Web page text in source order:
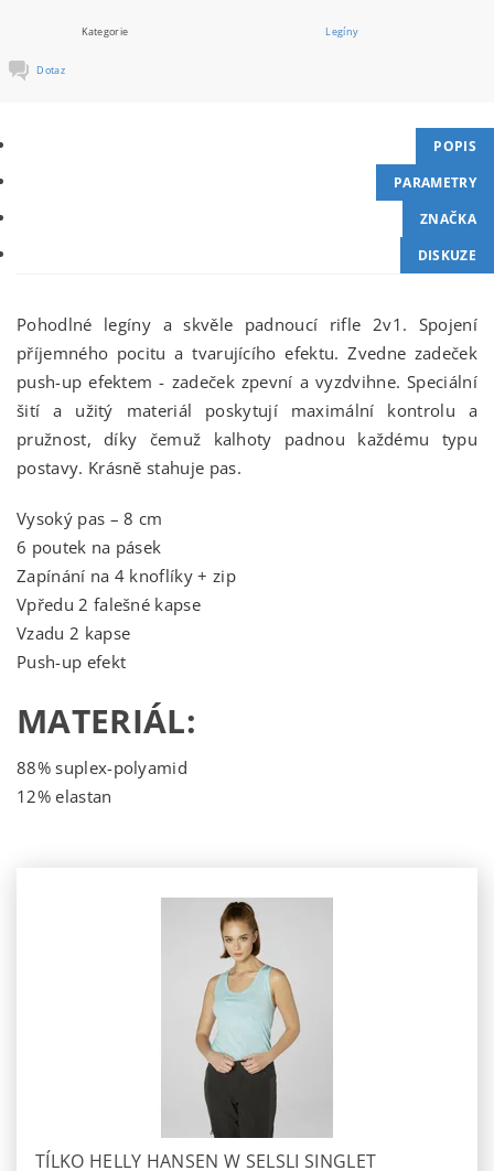
Kategorie Legíny
Dotaz
POPIS
PARAMETRY
ZNAČKA
DISKUZE
Pohodlné legíny a skvěle padnoucí rifle 2v1. Spojení
příjemného pocitu a tvarujícího efektu. Zvedne zadeček
push-up efektem - zadeček zpevní a vyzdvihne. Speciální
šití a užitý materiál poskytují maximální kontrolu a
pružnost, díky čemuž kalhoty padnou každému typu
postavy. Krásně stahuje pas.
Vysoký pas – 8 cm
6 poutek na pásek
Zapínání na 4 knoflíky + zip
Vpředu 2 falešné kapse
Vzadu 2 kapse
Push-up efekt
MATERIÁL:
88% suplex-polyamid
12% elastan
TÍLKO HELLY HANSEN W SELSLI SINGLET